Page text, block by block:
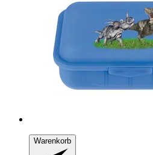
Warenkorb